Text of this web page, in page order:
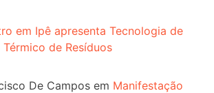
em Ipê apresenta Tecnologia de
de Resíduos
De Campos em Manifestação